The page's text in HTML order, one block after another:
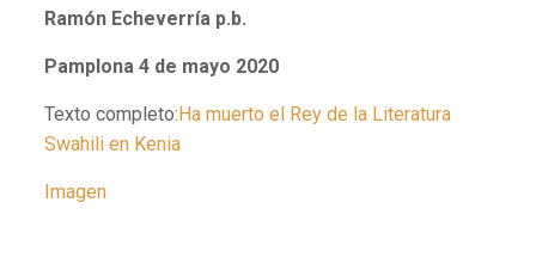
Ramón Echeverría p.b.
Pamplona 4 de mayo 2020
Texto completo:Ha muerto el Rey de la Literatura
Swahili en Kenia
Imagen